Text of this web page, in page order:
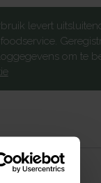
levert
om te